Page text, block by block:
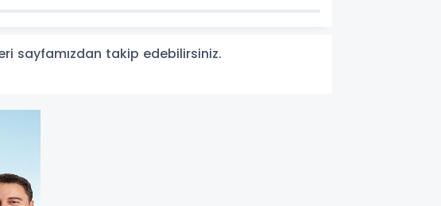
sayfamızdan takip edebilirsiniz.